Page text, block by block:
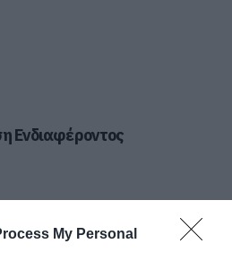
My Personal
Ενδιαφέροντος